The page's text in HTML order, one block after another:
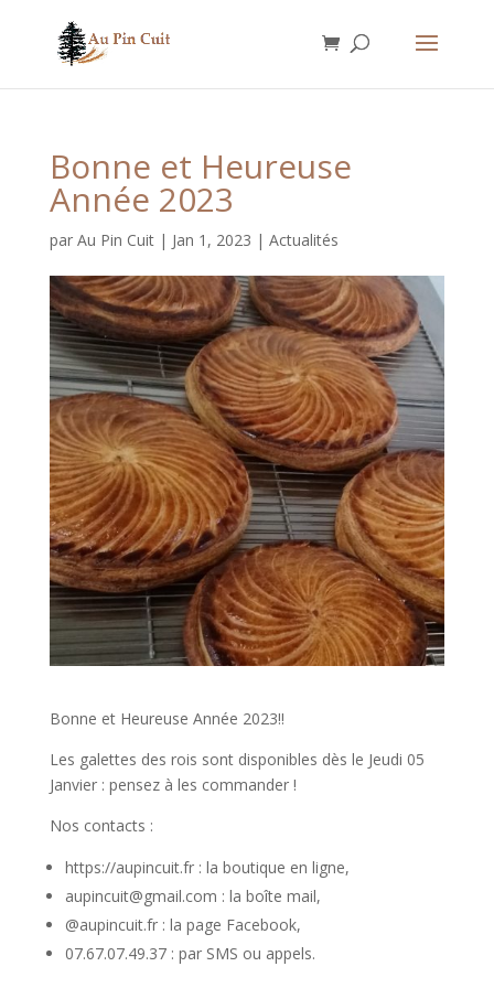
Bonne et Heureuse
Année 2023
par Au Pin Cuit| Jan 1, 2023 | Actualités
Bonne et Heureuse Année 2023!!
Les galettes des rois sont disponibles dès le Jeudi 05
Janvier : pensez à les commander !
Nos contacts :
https://aupincuit.fr : la boutique en ligne,
aupincuit@gmail.com : la boîte mail,
@aupincuit.fr : la page Facebook,
07.67.07.49.37 : par SMS ou appels.